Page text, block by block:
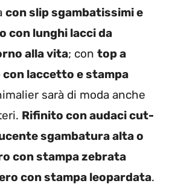
con slip sgambatissimi e
con lunghi lacci da
alla vita; con top a
laccetto e stampa
sarà di moda anche
Rifinito con audaci cut-
sgambatura alta o
con stampa zebrata
con stampa leopardata.